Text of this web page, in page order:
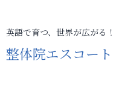
英語で育つ、世界が広がる！
整体院エスコー